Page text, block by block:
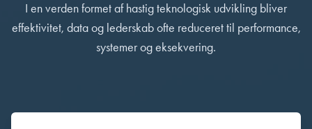
I en verden formet af hastig teknologisk udvikling bliver
effektivitet, data og lederskab ofte reduceret til performance,
systemer og eksekvering.